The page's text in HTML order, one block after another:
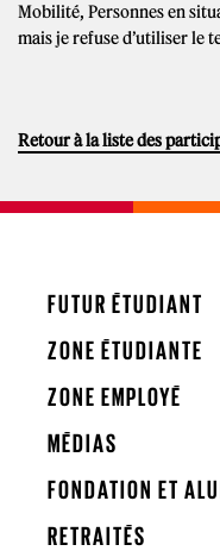
Mobilité, Personnes en
mais je refuse d’utiliser
Retour à la liste des
FUTUR ÉTUDIANT
ZONE ÉTUDIANTE
ZONE EMPLOYÉ
MÉDIAS
FONDATION ET
RETRAITÉS